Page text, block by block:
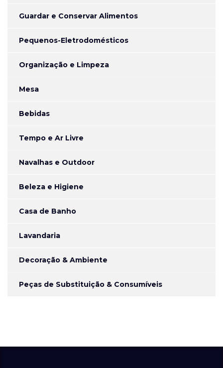
Guardar e Conservar Alimentos
Pequenos-Eletrodomésticos
Organização e Limpeza
Mesa
Bebidas
Tempo e Ar Livre
Navalhas e Outdoor
Beleza e Higiene
Casa de Banho
Lavandaria
Decoração & Ambiente
Peças de Substituição & Consumíveis